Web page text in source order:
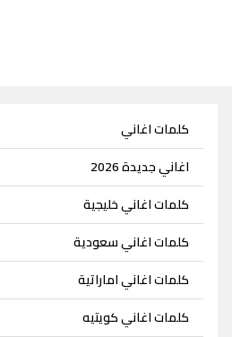
كلمات اغاني
اغاني جديدة 2026
كلمات اغاني خليجية
كلمات اغاني سعودية
كلمات اغاني اماراتية
كلمات اغاني كويتيه